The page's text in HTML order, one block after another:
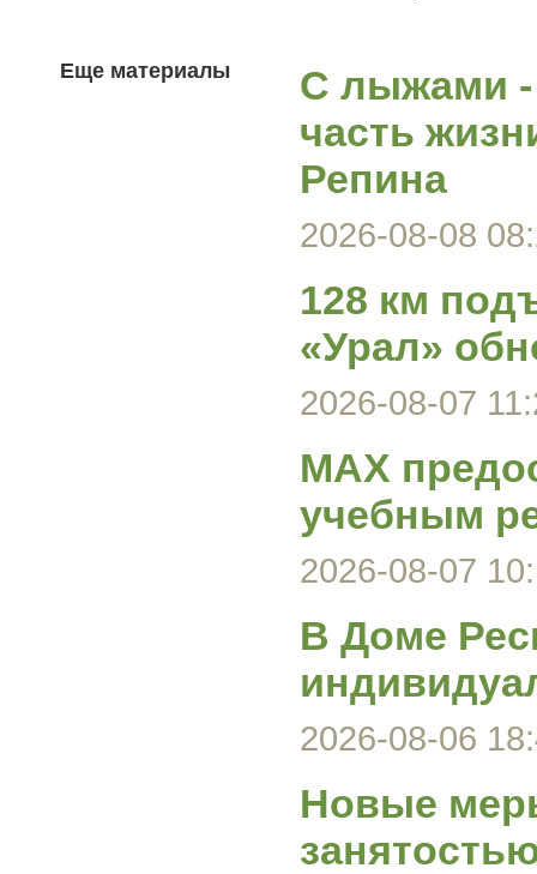
Еще материалы
С лыжами -
часть
Репина
2026-08-08
128 км
«Урал»
2026-08-07
MAX
учебным
2026-08-07
В Доме
2026-08-06
Новые